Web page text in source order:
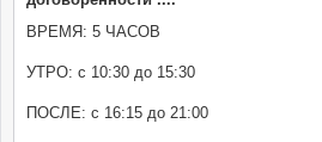
ВРЕМЯ: 5 ЧАСОВ
УТРО: с 10:30 до 15:30
ПОСЛЕ: с 16:15 до 21:00